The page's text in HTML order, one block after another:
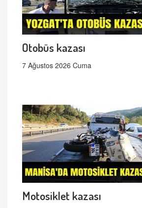
Otobüs kazası
7 Ağustos 2026 Cuma
Motosiklet kazası